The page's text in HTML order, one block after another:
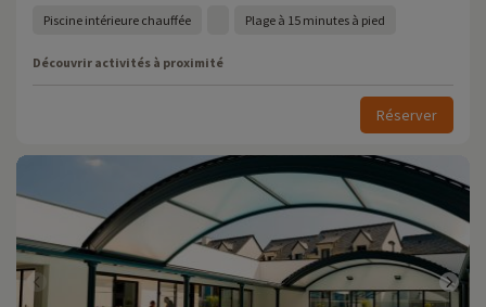
Piscine intérieure chauffée Plage à 15 minutes à pied
Découvrir activités à proximité
Réserver